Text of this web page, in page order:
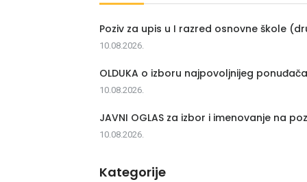
Poziv za upis u I razred osnovne škole
10.08.2026.
OLDUKA o izboru najpovoljnijeg
10.08.2026.
JAVNI OGLAS za izbor i imenovanje na
10.08.2026.
Kategorije